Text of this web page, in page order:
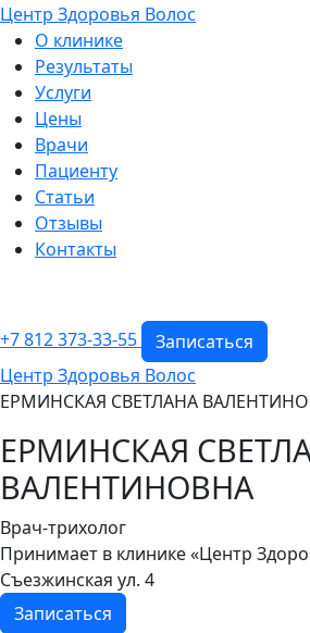
Центр Здоровья Волос
О клинике
Результаты
Услуги
Цены
Врачи
Пациенту
Статьи
Отзывы
Контакты
+7 812 373-33-55
Записаться
Центр Здоровья Волос
ЕРМИНСКАЯ СВЕТЛАНА
ЕРМИНСКАЯ
ВАЛЕНТИНОВНА
Врач-трихолог
Принимает в клинике «Центр
Съезжинская ул. 4
Записаться